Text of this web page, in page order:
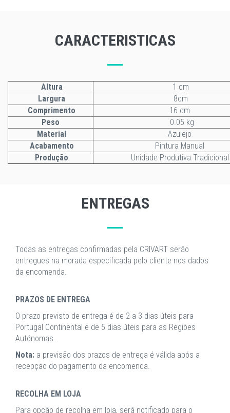
CARACTERISTICAS
Altura
1 cm
Largura
8cm
Comprimento
16 cm
Peso
0.05 kg
Material
Azulejo
Acabamento
Pintura Manual
Produção
Unidade Produtiva Tradicional
ENTREGAS
Todas as entregas confirmadas pela CRIVART serão
entregues na morada especificada pelo cliente nos dados
da encomenda.
PRAZOS DE ENTREGA
O prazo previsto de entrega é de 2 a 3 dias úteis para
Portugal Continental e de 5 dias úteis para as Regiões
Autónomas.
Nota: a previsão dos prazos de entrega é válida após a
recepção do pagamento da encomenda.
RECOLHA EM LOJA
Para opção de recolha em loja, será notificado para o